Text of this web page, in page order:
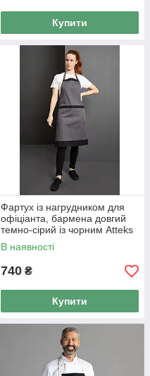
Купити
Фартух із нагрудником для
офіціанта, бармена довгий
темно-сірий із чорним Atteks
— 00091
В наявності
740 ₴
Купити